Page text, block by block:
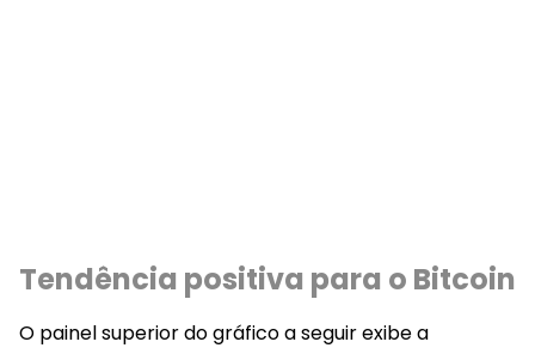
Tendência positiva para o Bitcoin
O painel superior do gráfico a seguir exibe a